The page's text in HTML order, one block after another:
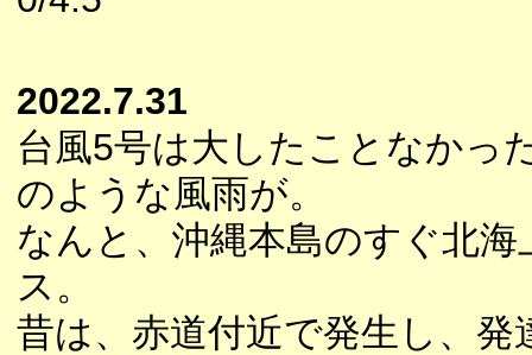
2022.7.31
台風5号は大したことなかっ
のような風雨が。
なんと、沖縄本島のすぐ北
ス。
昔は、赤道付近で発生し、